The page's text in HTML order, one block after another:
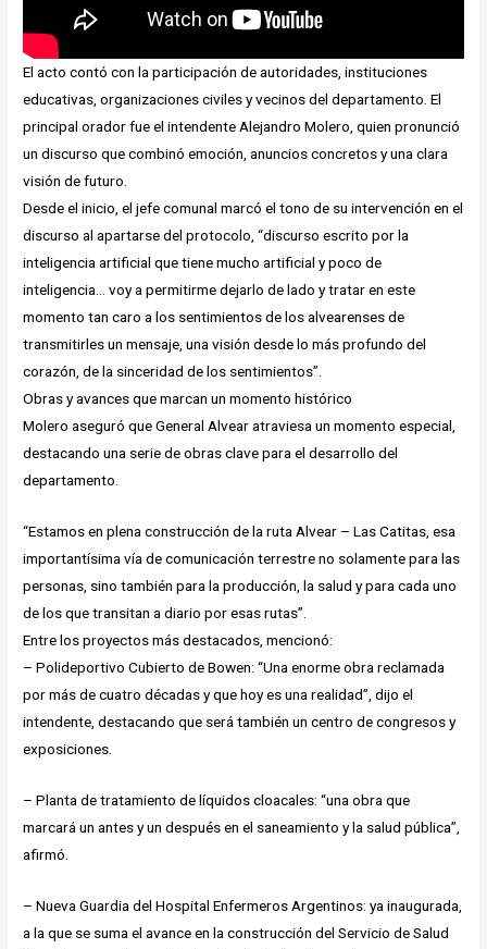
El acto contó con la participación de autoridades, instituciones
educativas, organizaciones civiles y vecinos del departamento. El
principal orador fue el intendente Alejandro Molero, quien pronunció
un discurso que combinó emoción, anuncios concretos y una clara
visión de futuro.
Desde el inicio, el jefe comunal marcó el tono de su intervención en el
discurso al apartarse del protocolo, “discurso escrito por la
inteligencia artificial que tiene mucho artificial y poco de
inteligencia… voy a permitirme dejarlo de lado y tratar en este
momento tan caro a los sentimientos de los alvearenses de
transmitirles un mensaje, una visión desde lo más profundo del
corazón, de la sinceridad de los sentimientos”.
Obras y avances que marcan un momento histórico
Molero aseguró que General Alvear atraviesa un momento especial,
destacando una serie de obras clave para el desarrollo del
departamento.
“Estamos en plena construcción de la ruta Alvear – Las Catitas, esa
importantísima vía de comunicación terrestre no solamente para las
personas, sino también para la producción, la salud y para cada uno
de los que transitan a diario por esas rutas”.
Entre los proyectos más destacados, mencionó:
– Polideportivo Cubierto de Bowen: “Una enorme obra reclamada
por más de cuatro décadas y que hoy es una realidad”, dijo el
intendente, destacando que será también un centro de congresos y
exposiciones.
– Planta de tratamiento de líquidos cloacales: “una obra que
marcará un antes y un después en el saneamiento y la salud pública”,
afirmó.
– Nueva Guardia del Hospital Enfermeros Argentinos: ya inaugurada,
a la que se suma el avance en la construcción del Servicio de Salud